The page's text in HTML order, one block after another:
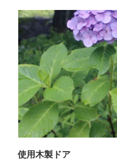
使用木製ドア